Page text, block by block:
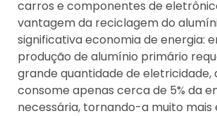
carros e componentes de
vantagem da reciclagem do
significativa economia de energia:
produção de alumínio primário
grande quantidade de eletricidade,
consome apenas cerca de 5% da
necessária, tornando-a muito mais